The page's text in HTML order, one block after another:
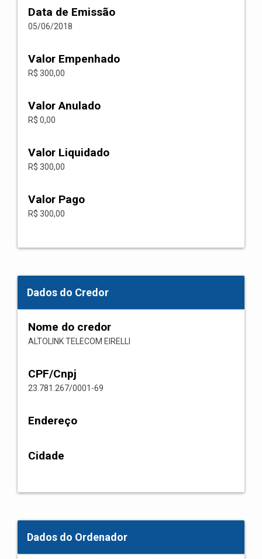
Data de Emissão
05/06/2018
Valor Empenhado
R$ 300,00
Valor Anulado
R$ 0,00
Valor Liquidado
R$ 300,00
Valor Pago
R$ 300,00
Dados do Credor
Nome do credor
ALTOLINK TELECOM EIRELLI
CPF/Cnpj
23.781.267/0001-69
Endereço
Cidade
Dados do Ordenador